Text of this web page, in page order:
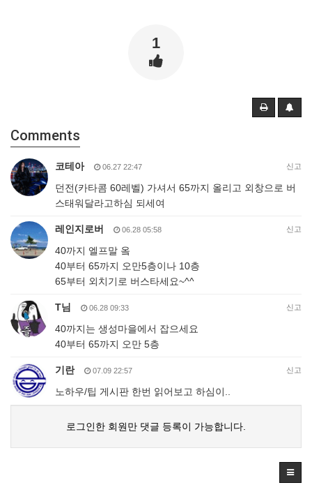
1
Comments
코테아 06.27 22:47 신고
던전(카타콤 60레벨) 가셔서 65까지 올리고 외창으로 버
스태워달라고하심 되세여
레인지로버 06.28 05:58 신고
40까지 엘프말 옼
40부터 65까지 오만5층이나 10층
65부터 외치기로 버스타세요~^^
T님 06.28 09:33 신고
40까지는 생성마을에서 잡으세요
40부터 65까지 오만 5층
기란 07.09 22:57 신고
노하우/팁 게시판 한번 읽어보고 하심이..
로그인한 회원만 댓글 등록이 가능합니다.